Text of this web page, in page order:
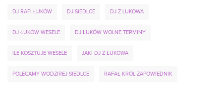
DJ RAFI ŁUKÓW DJ SIEDLCE DJ Z LUKOWA
DJ ŁUKÓW WESELE DJ ŁUKÓW WOLNE TERMINY
ILE KOSZTUJE WESELE JAKI DJ Z ŁUKOWA
POLECAMY WODZIREJ SIEDLCE RAFAŁ KRÓL ZAPOWIEDNIK